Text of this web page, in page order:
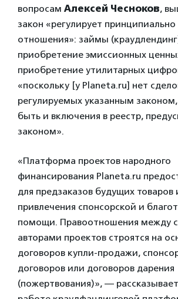
вопросам Алексей Чесноков,
закон «регулирует
отношения»: займы
приобретение эмиссионных
приобретение утилитарных
«поскольку [у Planeta.ru] нет
регулируемых указанным
быть и включения в реестр,
законом».
«Платформа проектов народного
финансирования Planeta.ru
для предзаказов будущих товаров
привлечения спонсорской и
помощи. Правоотношения между
авторами проектов строятся на
договоров купли-продажи,
договоров или договоров дарения
(пожертвования)», —